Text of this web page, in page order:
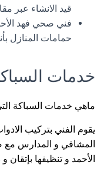
قيد الانشاء عبر
فني صحي فهد
حمامات المنازل
خدمات
ماهي خدمات السباكة
يقوم الفني بتركيب
المشافي و المدارس مع
الأحمد و تنظيفها بإتقان